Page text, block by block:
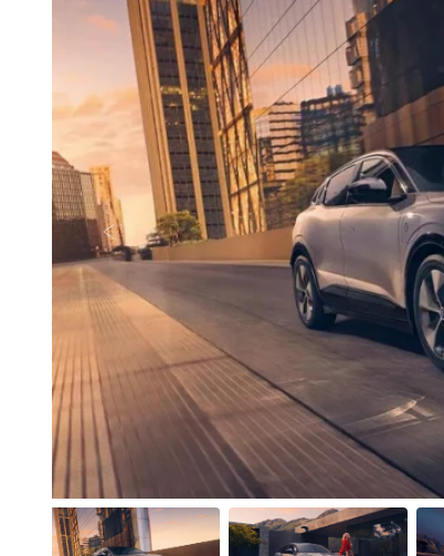
Anterior